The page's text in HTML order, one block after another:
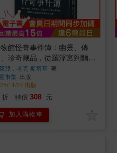
館怪奇事件簿：幽靈、傳
珍奇藏品，從羅浮宮到麵包
館，揭開世界展館幕後的祕
謎團
兒．考克-斯塔基 著
市集 出版
11/27 出版
折 特價 308 元
加入購物車